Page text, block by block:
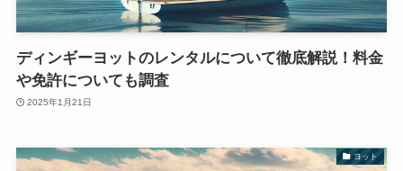
ディンギーヨットのレンタルについて徹底解説！料金
や免許についても調査
2025年1月21日
ヨット